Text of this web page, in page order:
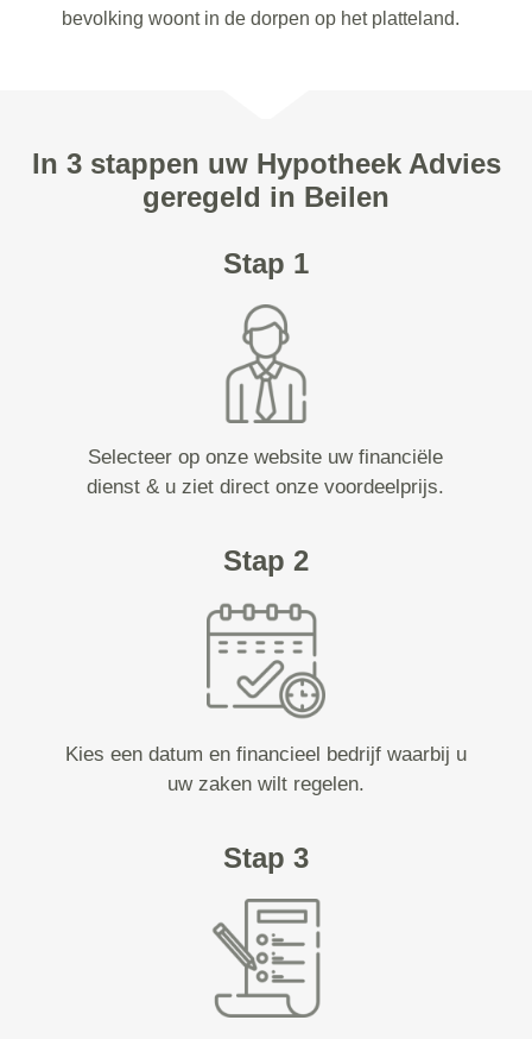
bevolking woont in de dorpen op het platteland.
In 3 stappen uw Hypotheek Advies
geregeld in Beilen
Stap 1
Selecteer op onze website uw financiële
dienst & u ziet direct onze voordeelprijs.
Stap 2
Kies een datum en financieel bedrijf waarbij u
uw zaken wilt regelen.
Stap 3